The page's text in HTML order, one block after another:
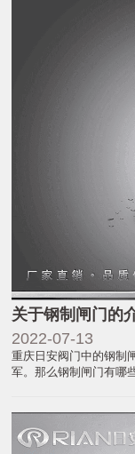
关于钢制闸门的
2022-07-13
重庆日安阀门中的钢制
军。那么钢制闸门有哪